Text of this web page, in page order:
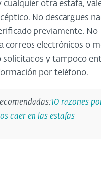
cualquier otra estafa,
No descargues
previamente. No
correos electrónicos o
solicitados y tampoco
por teléfono.
10 razones
caer en las estafas